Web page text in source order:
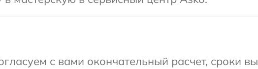
с вами окончательный расчет, сроки